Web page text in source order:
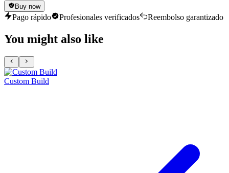
Buy now
Pago rápido Profesionales verificados Reembolso garantizado
You might also like
Custom Build